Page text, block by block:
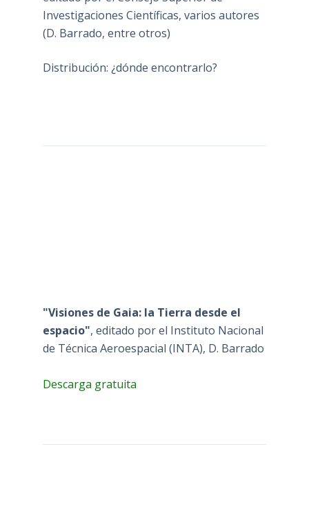
Investigaciones Científicas, varios autores
(D. Barrado, entre otros)
Distribución: ¿dónde encontrarlo?
"Visiones de Gaia: la Tierra desde el
espacio", editado por el Instituto Nacional
de Técnica Aeroespacial (INTA), D. Barrado
Descarga gratuita